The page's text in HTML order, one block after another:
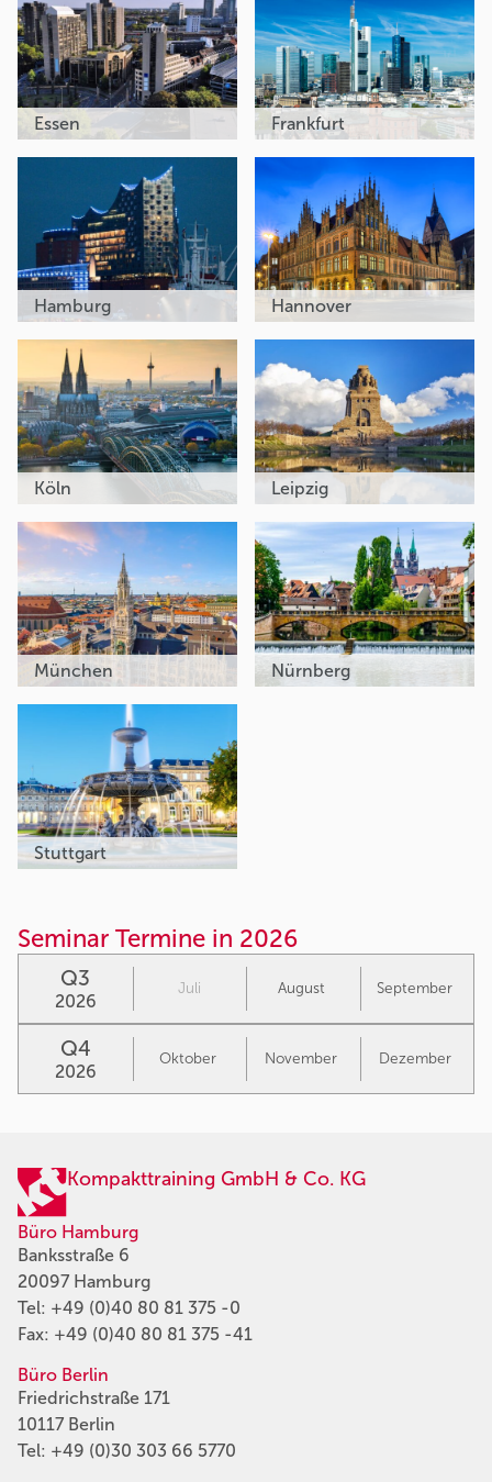
Essen Frankfurt
Hamburg Hannover
Köln Leipzig
München Nürnberg
Stuttgart
Seminar Termine in 2026
Q3
2026
Juli August September
Q4
2026
Oktober November Dezember
Kompakttraining GmbH & Co. KG
Büro Hamburg
Banksstraße 6
20097 Hamburg
Tel: +49 (0)40 80 81 375 -0
Fax: +49 (0)40 80 81 375 -41
Büro Berlin
Friedrichstraße 171
10117 Berlin
Tel: +49 (0)30 303 66 5770